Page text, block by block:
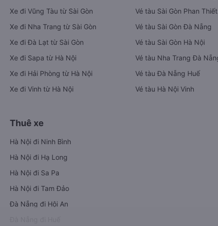
Xe đi Vũng Tàu từ Sài Gòn
Xe đi Nha Trang từ Sài Gòn
Xe đi Đà Lạt từ Sài Gòn
Xe đi Sapa từ Hà Nội
Xe đi Hải Phòng từ Hà Nội
Xe đi Vinh từ Hà Nội
Vé tàu Sài Gòn Phan Thiết
Vé tàu Sài Gòn Đà Nẵng
Vé tàu Sài Gòn Hà Nội
Vé tàu Nha Trang Đà
Vé tàu Đà Nẵng Huế
Vé tàu Hà Nội Vinh
Thuê xe
Hà Nội đi Ninh Bình
Hà Nội đi Hạ Long
Hà Nội đi Sa Pa
Hà Nội đi Tam Đảo
Đà Nẵng đi Hội An